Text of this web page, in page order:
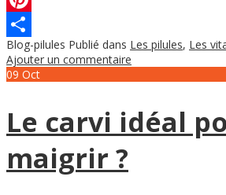
Pinterest
Partager
Blog-pilules Publié dans Les pilules, Les
Ajouter un commentaire
09 Oct
Le carvi idéal
maigrir ?